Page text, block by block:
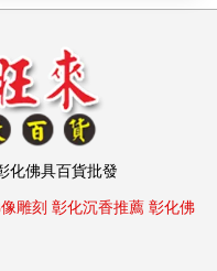
化佛具百貨批發
雕刻 彰化沉香推薦 彰化佛